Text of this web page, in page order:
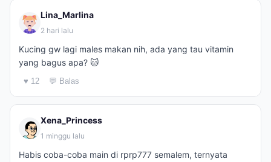
Lina_Marlina
2 hari lalu
Kucing gw lagi males makan nih, ada yang tau vitamin
yang bagus apa? 🐱
♥ 12 💬 Balas
Xena_Princess
1 minggu lalu
Habis coba-coba main di rprp777 semalem, ternyata